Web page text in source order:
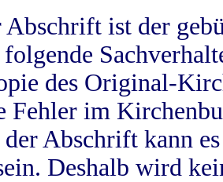
Abschrift ist der
des Original-
Fehler im
Abschrift kann
Deshalb wird